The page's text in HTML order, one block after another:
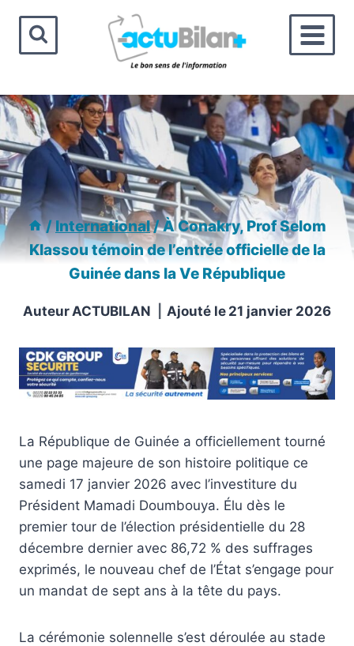
contenu
/International/À Conakry, Prof Selom
Klassou témoin de l’entrée officielle de la
Guinée dans la Ve République
Auteur ACTUBILAN Ajouté le 21 janvier 2026
La République de Guinée a officiellement tourné
une page majeure de son histoire politique ce
samedi 17 janvier 2026 avec l’investiture du
Président Mamadi Doumbouya. Élu dès le
premier tour de l’élection présidentielle du 28
décembre dernier avec 86,72 % des suffrages
exprimés, le nouveau chef de l’État s’engage pour
un mandat de sept ans à la tête du pays.
La cérémonie solennelle s’est déroulée au stade